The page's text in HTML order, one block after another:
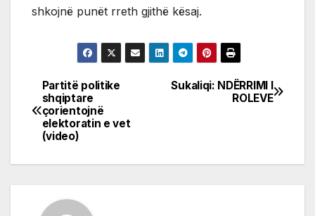
shkojnë punët rreth gjithë kësaj.
Post
navigation
Sukaliqi: NDËRRIMI I
ROLEVE
Partitë politike
shqiptare
çorientojnë
elektoratin e vet
(video)